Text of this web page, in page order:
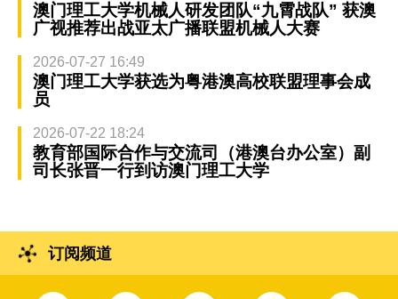
澳门理工大学机械人研发团队“九霄战队” 获澳
广视推荐出战亚太广播联盟机械人大赛
2026-07-27 16:49
澳门理工大学获选为粤港澳高校联盟理事会成
员
2026-07-22 18:24
教育部国际合作与交流司（港澳台办公室）副
司长张晋一行到访澳门理工大学
订阅频道